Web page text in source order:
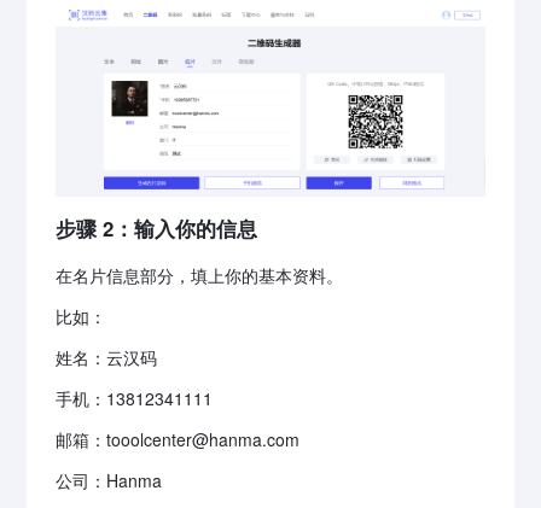
步骤 2：输入你的信息
在名片信息部分，填上你的基本资料。
比如：
姓名：云汉码
手机：13812341111
邮箱：tooolcenter@hanma.com
公司：Hanma